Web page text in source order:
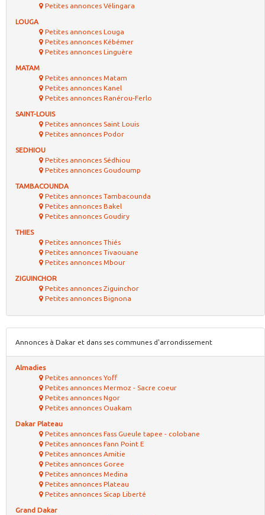
Petites annonces Vélingara
LOUGA
Petites annonces Louga
Petites annonces Kébémer
Petites annonces Linguère
MATAM
Petites annonces Matam
Petites annonces Kanel
Petites annonces Ranérou-Ferlo
SAINT-LOUIS
Petites annonces Saint Louis
Petites annonces Podor
SEDHIOU
Petites annonces Sédhiou
Petites annonces Goudoump
TAMBACOUNDA
Petites annonces Tambacounda
Petites annonces Bakel
Petites annonces Goudiry
THIES
Petites annonces Thiés
Petites annonces Tivaouane
Petites annonces Mbour
ZIGUINCHOR
Petites annonces Ziguinchor
Petites annonces Bignona
Annonces à Dakar et dans ses communes d'arrondissement
Almadies
Petites annonces Yoff
Petites annonces Mermoz - Sacre coeur
Petites annonces Ngor
Petites annonces Ouakam
Dakar Plateau
Petites annonces Fass Gueule tapee - colobane
Petites annonces Fann Point E
Petites annonces Amitie
Petites annonces Goree
Petites annonces Medina
Petites annonces Plateau
Petites annonces Sicap Liberté
Grand Dakar